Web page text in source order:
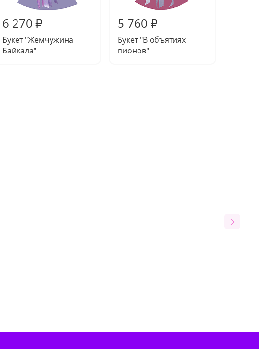
6 270 ₽
Букет "Жемчужина
Байкала"
5 760 ₽
Букет "В объятиях
пионов"